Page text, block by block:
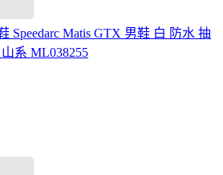
Speedarc Matis GTX 男鞋 白 防水 抽
系 ML038255